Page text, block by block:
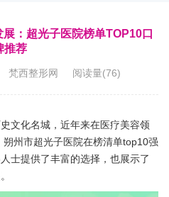
：超光子医院榜单TOP10口
推荐
梵西整形网 阅读量(76)
文化名城，近年来在医疗美容领
州市超光子医院在榜清单top10强
士提供了丰富的选择，也展示了